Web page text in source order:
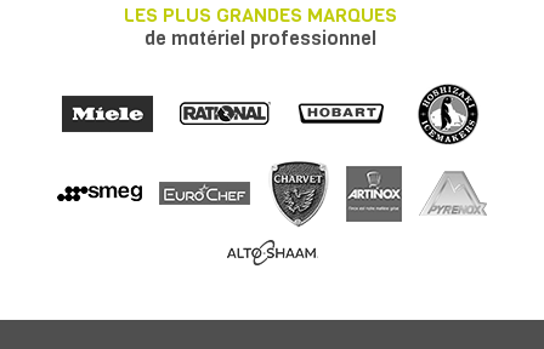
LES PLUS GRANDES MARQUES
de matériel professionnel